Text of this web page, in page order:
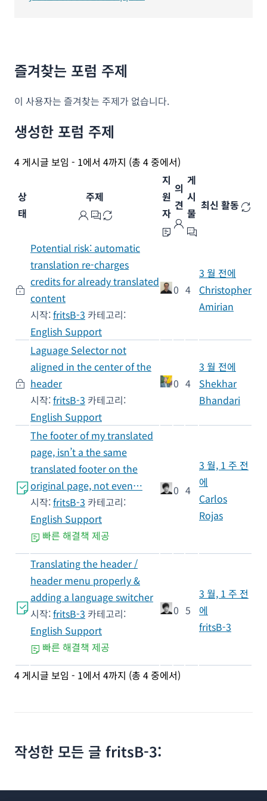
즐겨찾는 포럼 주제
이 사용자는 즐겨찾는 주제가 없습니다.
생성한 포럼 주제
4 게시글 보임 - 1에서 4까지 (총 4 중에서)
상
태
주제
지
원
자
의
견
게
시
물
최신 활동
Potential risk: automatic
translation re-charges
credits for already translated
content
시작:fritsB-3 카테고리:
English Support
0 4
3 월 전에
Christopher
Amirian
Laguage Selector not
aligned in the center of the
header
시작:fritsB-3 카테고리:
English Support
0 4
3 월 전에
Shekhar
Bhandari
The footer of my translated
page, isn’t a the same
translated footer on the
original page, not even…
시작:fritsB-3 카테고리:
English Support
빠른 해결책 제공
0 4
3 월, 1 주 전
에
Carlos
Rojas
Translating the header /
header menu properly &
adding a language switcher
시작:fritsB-3 카테고리:
English Support
빠른 해결책 제공
0 5
3 월, 1 주 전
에
fritsB-3
4 게시글 보임 - 1에서 4까지 (총 4 중에서)
작성한 모든 글 fritsB-3: